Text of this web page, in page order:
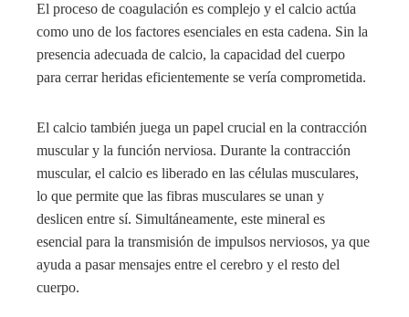
El proceso de coagulación es complejo y el calcio actúa
como uno de los factores esenciales en esta cadena. Sin la
presencia adecuada de calcio, la capacidad del cuerpo
para cerrar heridas eficientemente se vería comprometida.
El calcio también juega un papel crucial en la contracción
muscular y la función nerviosa. Durante la contracción
muscular, el calcio es liberado en las células musculares,
lo que permite que las fibras musculares se unan y
deslicen entre sí. Simultáneamente, este mineral es
esencial para la transmisión de impulsos nerviosos, ya que
ayuda a pasar mensajes entre el cerebro y el resto del
cuerpo.